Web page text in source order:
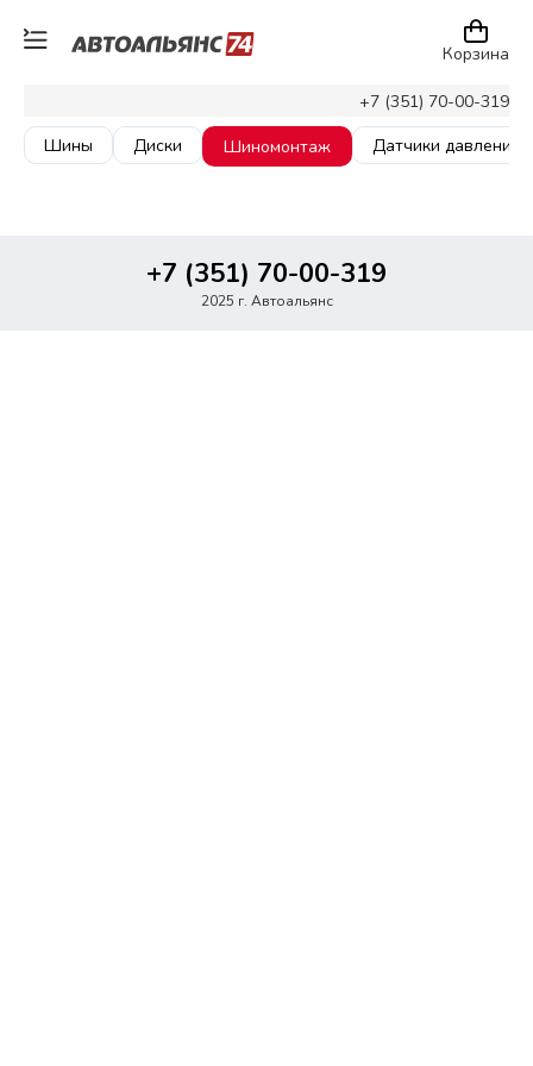
+7 (351) 70-00-319
Корзина
Шины Диски Шиномонтаж Датчики давления
+7 (351) 70-00-319
2025 г. Автоальянс